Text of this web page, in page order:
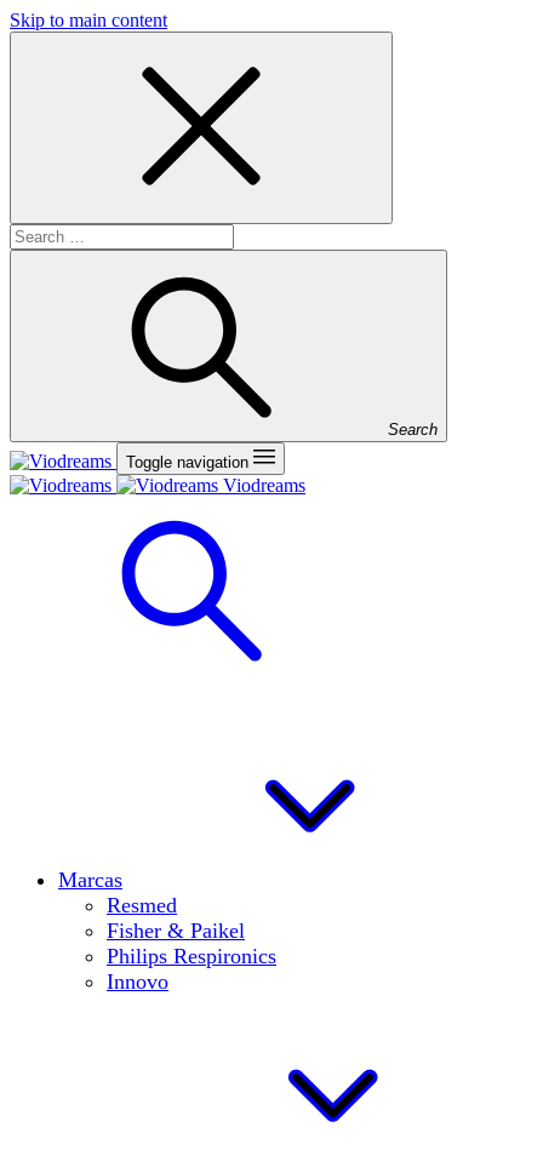
Skip to main content
Search
Toggle navigation
Viodreams
Marcas
Resmed
Fisher & Paikel
Philips Respironics
Innovo